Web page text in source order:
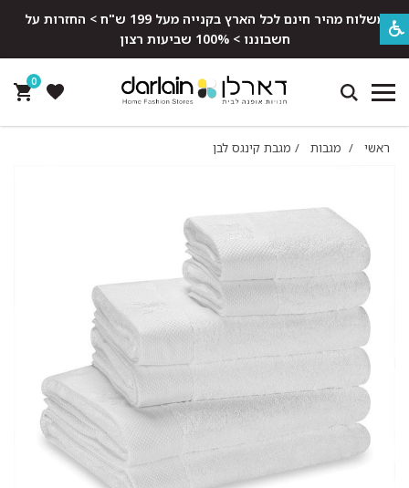
משלוח מהיר חינם לכל הארץ בקנייה מעל 199 ש"ח > החזרות על
חשבוננו > 100% שביעות רצון
0
ראשי / מגבות / מגבת קינגס לבן